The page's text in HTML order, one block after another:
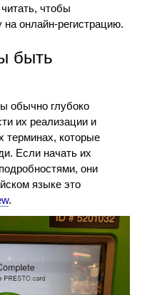
чтобы
онлайн-регистрацию.
быть
обычно глубоко
их реализации и
терминах, которые
Если начать их
они
языке это
.